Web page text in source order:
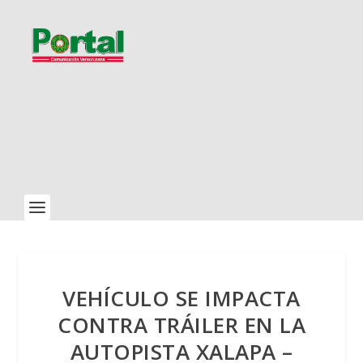
VEHÍCULO SE IMPACTA
CONTRA TRÁILER EN LA
AUTOPISTA XALAPA –